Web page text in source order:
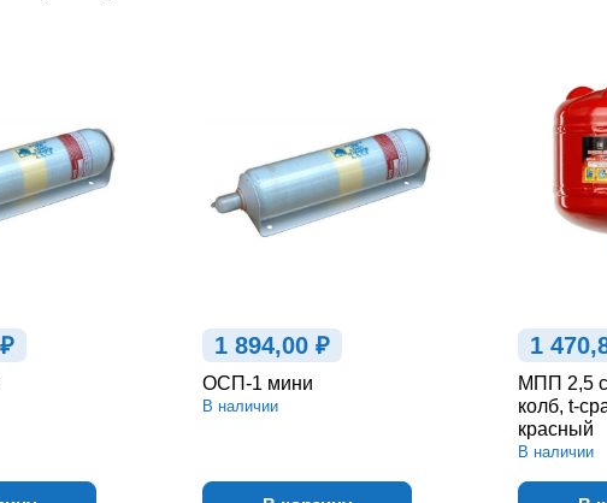
1 894,00 ₽
ОСП-1 мини
В наличии
1
МПП 2,5 с
колб, t-
красный
В наличии